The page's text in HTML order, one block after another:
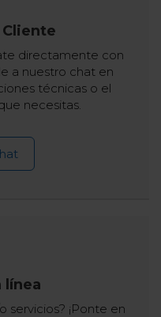
directamente con
a nuestro chat en
técnicas o el
necesitas.
línea
servicios? ¡Ponte en